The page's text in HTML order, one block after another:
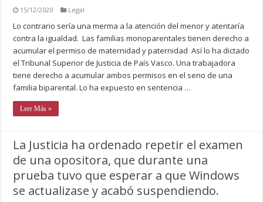
15/12/2020 Legal
Lo contrario sería una merma a la atención del menor y atentaría
contra la igualdad. Las familias monoparentales tienen derecho a
acumular el permiso de maternidad y paternidad Así lo ha dictado
el Tribunal Superior de Justicia de País Vasco. Una trabajadora
tiene derecho a acumular ambos permisos en el seno de una
familia biparental. Lo ha expuesto en sentencia …
Leer Más »
La Justicia ha ordenado repetir el examen
de una opositora, que durante una
prueba tuvo que esperar a que Windows
se actualizase y acabó suspendiendo.